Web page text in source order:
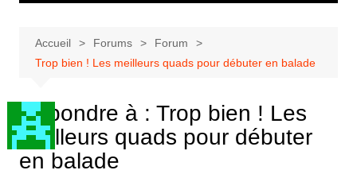
Accueil Forums
Forum
Trop bien ! Les meilleurs quads pour débuter en balade
Répondre à : Trop bien ! Les
meilleurs quads pour débuter
en balade